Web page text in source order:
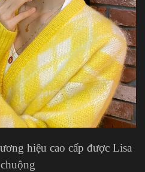
hiệu cao cấp được Lisa